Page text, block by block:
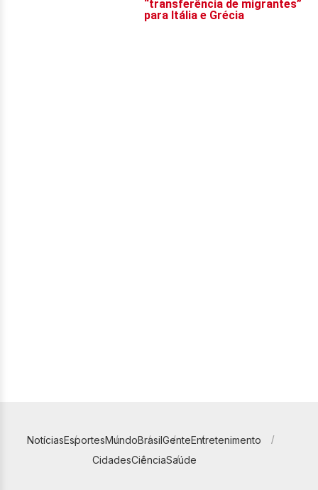
NotíciasEsportesMundoBrasilGenteEntretenimento
CidadesCiênciaSaúde